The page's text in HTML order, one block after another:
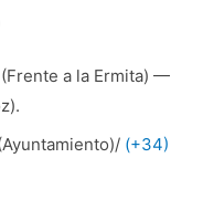
a la Ermita) —
(+34)